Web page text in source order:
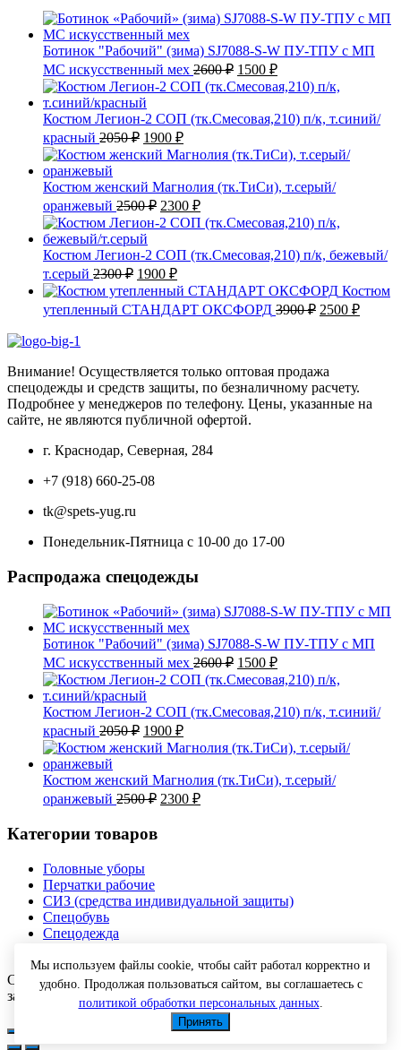
Ботинок "Рабочий" (зима) SJ7088-S-W ПУ-ТПУ с МП
МС искусственный мех 2600₽ Первоначальная
цена
составляла
2600 ₽.
1500 ₽Текущая
цена:
Костюм Легион-2 СОП (тк.Смесовая,210) п/к, т.синий/
красный 2050₽ Первоначальная
цена
составляла
2050 ₽.
1900 ₽Текущая
цена:
Костюм женский Магнолия (тк.ТиСи), т.серый/
оранжевый 2500₽ Первоначальная
цена
составляла
2500 ₽.
2300 ₽Текущая
цена:
Костюм Легион-2 СОП (тк.Смесовая,210) п/к, бежевый/
т.серый 2300₽ Первоначальная
цена
составляла
2300 ₽.
1900 ₽Текущая
цена:
1900 ₽.
Костюм
утепленный СТАНДАРТ ОКСФОРД 3900₽ 2500 ₽
Внимание! Осуществляется только оптовая продажа
спецодежды и средств защиты, по безналичному расчету.
Подробнее у менеджеров по телефону. Цены, указанные на
сайте, не являются публичной офертой.
г. Краснодар, Северная, 284
+7 (918) 660-25-08
tk@spets-yug.ru
Понедельник-Пятница с 10-00 до 17-00
Распродажа спецодежды
Ботинок "Рабочий" (зима) SJ7088-S-W ПУ-ТПУ с МП
МС искусственный мех 2600₽ Первоначальная
цена
составляла
2600 ₽.
1500 ₽Текущая
цена:
Костюм Легион-2 СОП (тк.Смесовая,210) п/к, т.синий/
красный 2050₽ Первоначальная
цена
составляла
2050 ₽.
1900 ₽Текущая
цена:
Костюм женский Магнолия (тк.ТиСи), т.серый/
оранжевый 2500₽ Первоначальная
2300 ₽Текущая
Категории товаров
Головные уборы
Перчатки рабочие
СИЗ (средства индивидуальной защиты)
Спецобувь
Спецодежда
Copyright © 2026 Спецодежда оптом с доставкой. Все права
защищены.
Мы используем файлы cookie, чтобы сайт работал корректно и
удобно. Продолжая пользоваться сайтом, вы соглашаетесь с
политикой обработки персональных данных.
Принять